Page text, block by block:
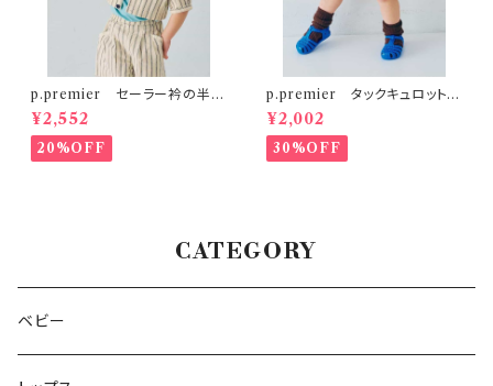
p.premier セーラー衿の半袖
クロップドTシャツ
¥2,552
20%OFF
p.premier タックキュロットハ
ーフパンツ
¥2,002
30%OFF
CATEGORY
ベビー